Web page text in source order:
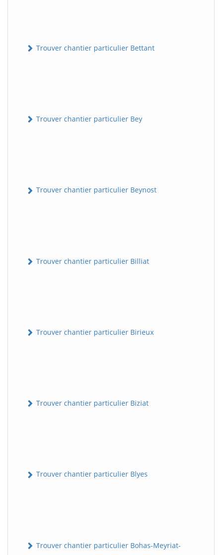
Trouver chantier particulier Bettant
Trouver chantier particulier Bey
Trouver chantier particulier Beynost
Trouver chantier particulier Billiat
Trouver chantier particulier Birieux
Trouver chantier particulier Biziat
Trouver chantier particulier Blyes
Trouver chantier particulier Bohas-Meyriat-